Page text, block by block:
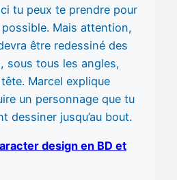
tu peux te prendre pour
Mais attention,
être redessiné des
sous tous les angles,
Marcel explique
un personnage que tu
dessiner jusqu’au bout.
design en BD et